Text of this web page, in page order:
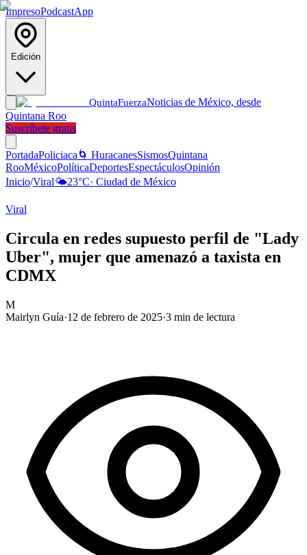
ImpresoPodcastApp
Edición
QuintaFuerzaNoticias de México, desde
Quintana Roo
Suscríbete gratis
PortadaPoliciaca 🌀 HuracanesSismosQuintana
RooMéxicoPolíticaDeportesEspectáculosOpinión
Inicio/Viral🌤️23°C· Ciudad de México
Viral
Circula en redes supuesto perfil de "Lady
Uber", mujer que amenazó a taxista en
CDMX
M
Mairlyn Guía·12 de febrero de 2025·3 min de lectura